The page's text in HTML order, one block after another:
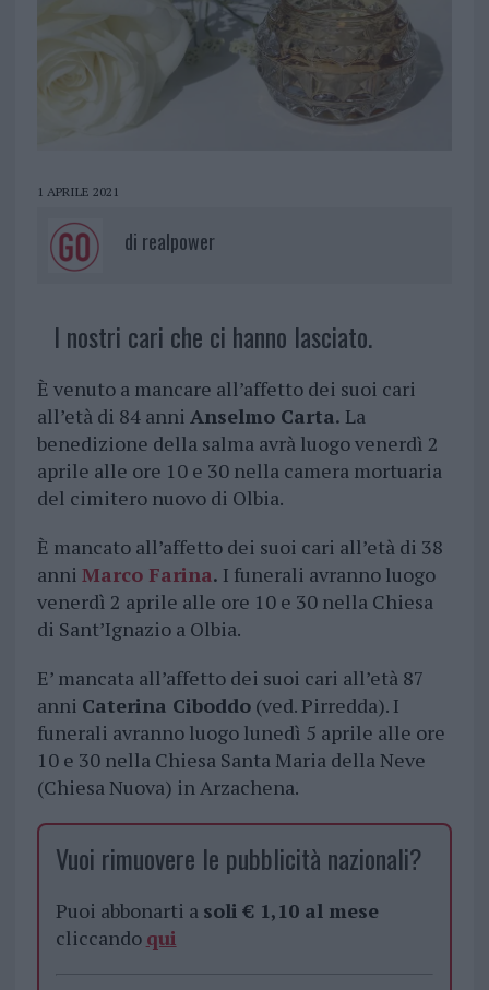
1 APRILE 2021
di realpower
I nostri cari che ci hanno lasciato.
È venuto a mancare all’affetto dei suoi cari
all’età di 84 anni Anselmo Carta. La
benedizione della salma avrà luogo venerdì 2
aprile alle ore 10 e 30 nella camera mortuaria
del cimitero nuovo di Olbia.
È mancato all’affetto dei suoi cari all’età di 38
anni Marco Farina. I funerali avranno luogo
venerdì 2 aprile alle ore 10 e 30 nella Chiesa
di Sant’Ignazio a Olbia.
E’ mancata all’affetto dei suoi cari all’età 87
anni Caterina Ciboddo(ved. Pirredda). I
funerali avranno luogo lunedì 5 aprile alle ore
10 e 30 nella Chiesa Santa Maria della Neve
(Chiesa Nuova) in Arzachena.
Vuoi rimuovere le pubblicità nazionali?
Puoi abbonarti a soli € 1,10 al mese
cliccando qui